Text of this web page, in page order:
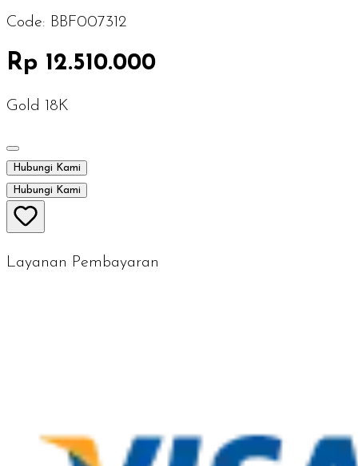
Code: BBF007312
Rp 12.510.000
Gold 18K
Hubungi Kami
Hubungi Kami
Layanan Pembayaran